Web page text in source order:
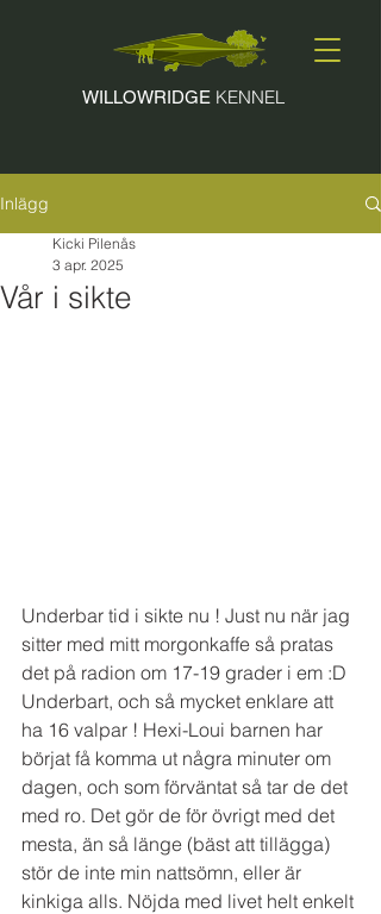
WILLOWRIDGE KENNEL
Inlägg
Vår i sikte
Kicki Pilenås
3 apr. 2025
Underbar tid i sikte nu ! Just nu när jag
sitter med mitt morgonkaffe så pratas
det på radion om 17-19 grader i em :D
Underbart, och så mycket enklare att
ha 16 valpar ! Hexi-Loui barnen har
börjat få komma ut några minuter om
dagen, och som förväntat så tar de det
med ro. Det gör de för övrigt med det
mesta, än så länge (bäst att tillägga)
stör de inte min nattsömn, eller är
kinkiga alls. Nöjda med livet helt enkelt